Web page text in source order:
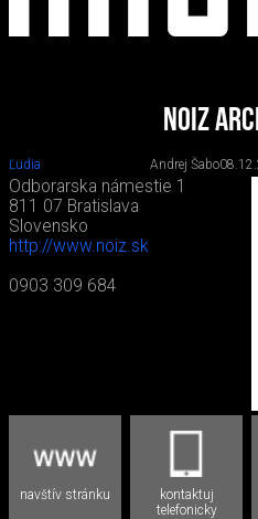
NOIZ
Ľudia Andrej Šabo
Odborarska námestie 1
811 07 Bratislava
Slovensko
http://www.noiz.sk
0903 309 684
navštív stránku
kontaktuj
telefonicky